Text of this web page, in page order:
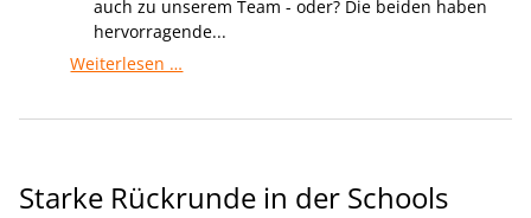
auch zu unserem Team - oder? Die beiden haben
hervorragende...
Weiterlesen …
Starke Rückrunde in der Schools